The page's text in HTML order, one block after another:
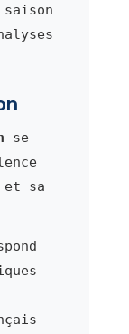
se
et sa